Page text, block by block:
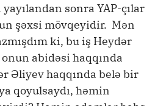
sonra YAP-çılar
şəxsi mövqeyidir. Mən
ki, bu iş Heydər
abidəsi haqqında
Əliyev haqqında belə bir
qoyulsaydı, həmin